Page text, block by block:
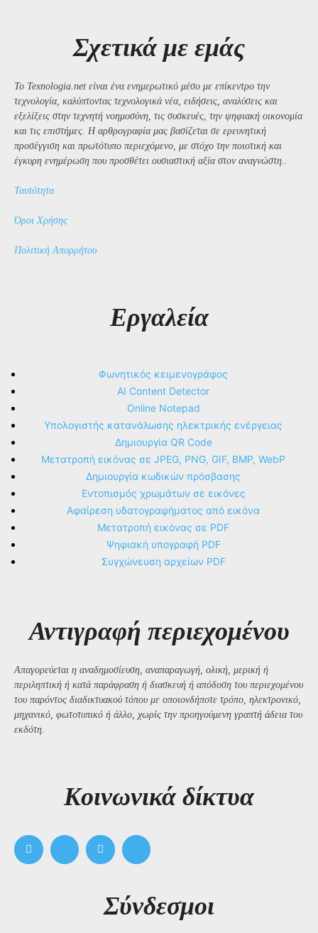
Σχετικά με εμάς
Το Texnologia.net είναι ένα ενημερωτικό μέσο με επίκεντρο την
τεχνολογία, καλύπτοντας τεχνολογικά νέα, ειδήσεις, αναλύσεις και
εξελίξεις στην τεχνητή νοημοσύνη, τις συσκευές, την ψηφιακή οικονομία
και τις επιστήμες. Η αρθρογραφία μας βασίζεται σε ερευνητική
προσέγγιση και πρωτότυπο περιεχόμενο, με στόχο την ποιοτική και
έγκυρη ενημέρωση που προσθέτει ουσιαστική αξία στον αναγνώστη..
Ταυτότητα
Όροι Χρήσης
Πολιτική Απορρήτου
Εργαλεία
Φωνητικός κειμενογράφος
AI Content Detector
Online Notepad
Υπολογιστής κατανάλωσης ηλεκτρικής ενέργειας
Δημιουργία QR Code
Μετατροπή εικόνας σε JPEG, PNG, GIF, BMP, WebP
Δημιουργία κωδικών πρόσβασης
Εντοπισμός χρωμάτων σε εικόνες
Αφαίρεση υδατογραφήματος από εικόνα
Μετατροπή εικόνας σε PDF
Ψηφιακή υπογραφή PDF
Συγχώνευση αρχείων PDF
Αντιγραφή περιεχομένου
Απαγορεύεται η αναδημοσίευση, αναπαραγωγή, ολική, μερική ή
περιληπτική ή κατά παράφραση ή διασκευή ή απόδοση του περιεχομένου
του παρόντος διαδικτυακού τόπου με οποιονδήποτε τρόπο, ηλεκτρονικό,
μηχανικό, φωτοτυπικό ή άλλο, χωρίς την προηγούμενη γραπτή άδεια του
εκδότη.
Kοινωνικά δίκτυα
Σύνδεσμοι